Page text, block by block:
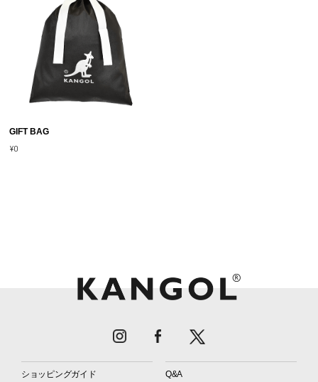
GIFT BAG
¥0
ショッピングガイド Q&A